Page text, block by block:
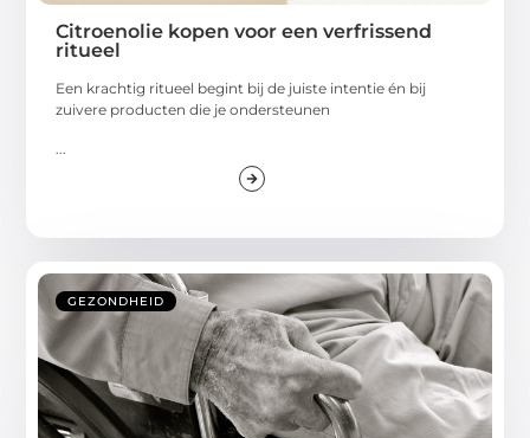
Citroenolie kopen voor een verfrissend
ritueel
Een krachtig ritueel begint bij de juiste intentie én bij
zuivere producten die je ondersteunen
GEZONDHEID